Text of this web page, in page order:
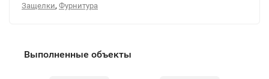
Защелки, Фурнитура
Выполненные объекты